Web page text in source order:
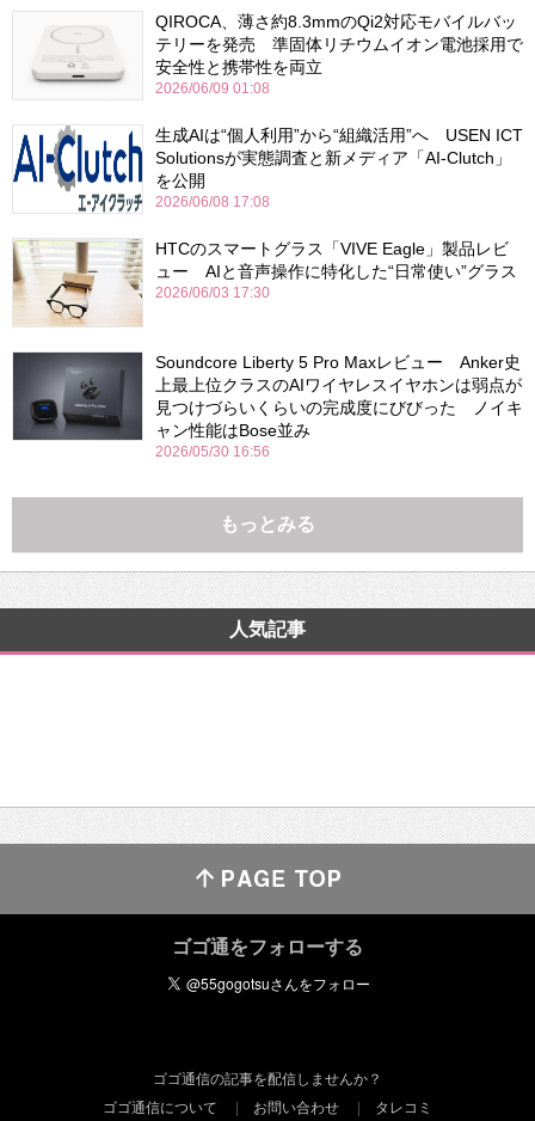
QIROCA、薄さ約8.3mmのQi2対応モバイルバッ
テリーを発売 準固体リチウムイオン電池採用で
安全性と携帯性を両立
2026/06/09 01:08
生成AIは“個人利用”から“組織活用”へ USEN ICT
Solutionsが実態調査と新メディア「AI-Clutch」
を公開
2026/06/08 17:08
HTCのスマートグラス「VIVE Eagle」製品レビ
ュー AIと音声操作に特化した“日常使い”グラス
2026/06/03 17:30
Soundcore Liberty 5 Pro Maxレビュー Anker史
上最上位クラスのAIワイヤレスイヤホンは弱点が
見つけづらいくらいの完成度にびびった ノイキ
ャン性能はBose並み
2026/05/30 16:56
もっとみる
人気記事
ゴゴ通をフォローする
ゴゴ通信の記事を配信しませんか？
ゴゴ通信について
お問い合わせ タレコミ